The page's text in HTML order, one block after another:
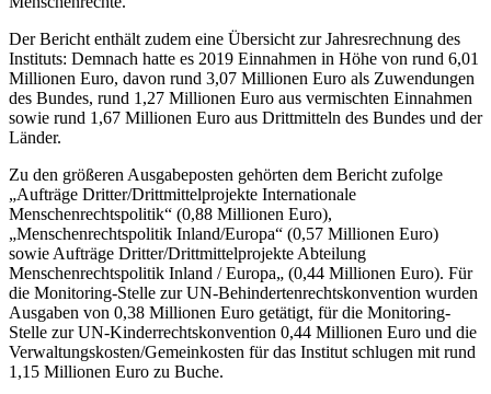
Der Bericht enthält zudem eine Übersicht zur Jahresrechnung des
Instituts: Demnach hatte es 2019 Einnahmen in Höhe von rund 6,01
Millionen Euro, davon rund 3,07 Millionen Euro als Zuwendungen
des Bundes, rund 1,27 Millionen Euro aus vermischten Einnahmen
sowie rund 1,67 Millionen Euro aus Drittmitteln des Bundes und der
Länder.
Zu den größeren Ausgabeposten gehörten dem Bericht zufolge
„Aufträge Dritter/Drittmittelprojekte Internationale
Menschenrechtspolitik“ (0,88 Millionen Euro),
„Menschenrechtspolitik Inland/Europa“ (0,57 Millionen Euro)
sowie Aufträge Dritter/Drittmittelprojekte Abteilung
Menschenrechtspolitik Inland / Europa„ (0,44 Millionen Euro). Für
die Monitoring-Stelle zur UN-Behindertenrechtskonvention wurden
Ausgaben von 0,38 Millionen Euro getätigt, für die Monitoring-
Stelle zur UN-Kinderrechtskonvention 0,44 Millionen Euro und die
Verwaltungskosten/Gemeinkosten für das Institut schlugen mit rund
1,15 Millionen Euro zu Buche.